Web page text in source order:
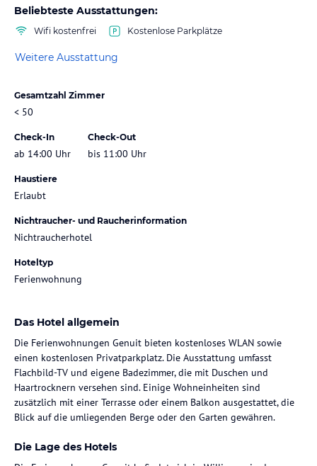
Beliebteste Ausstattungen:
Wifi kostenfrei Kostenlose Parkplätze
Weitere Ausstattung
Gesamtzahl Zimmer
< 50
Check-In
ab 14:00 Uhr
Check-Out
bis 11:00 Uhr
Haustiere
Erlaubt
Nichtraucher- und Raucherinformation
Nichtraucherhotel
Hoteltyp
Ferienwohnung
Das Hotel allgemein
Die Ferienwohnungen Genuit bieten kostenloses WLAN sowie
einen kostenlosen Privatparkplatz. Die Ausstattung umfasst
Flachbild-TV und eigene Badezimmer, die mit Duschen und
Haartrocknern versehen sind. Einige Wohneinheiten sind
zusätzlich mit einer Terrasse oder einem Balkon ausgestattet, die
Blick auf die umliegenden Berge oder den Garten gewähren.
Die Lage des Hotels